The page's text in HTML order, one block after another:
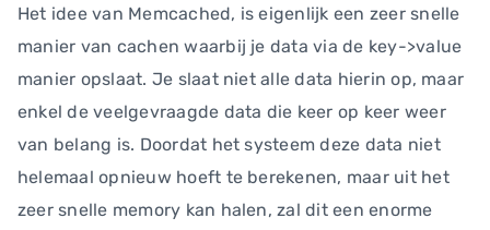
Het idee van Memcached, is eigenlijk een zeer snelle
manier van cachen waarbij je data via de key->value
manier opslaat. Je slaat niet alle data hierin op, maar
enkel de veelgevraagde data die keer op keer weer
van belang is. Doordat het systeem deze data niet
helemaal opnieuw hoeft te berekenen, maar uit het
zeer snelle memory kan halen, zal dit een enorme